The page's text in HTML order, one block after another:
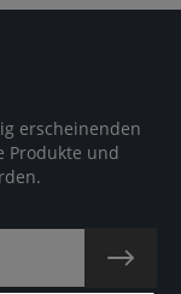
erscheinenden
Produkte und